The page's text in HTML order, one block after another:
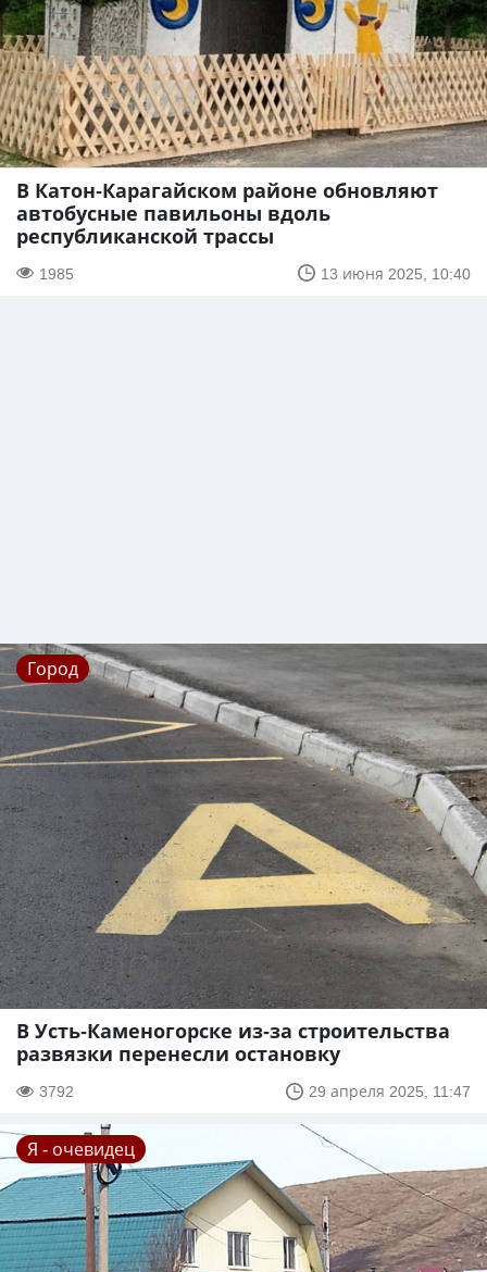
В Катон-Карагайском районе обновляют
автобусные павильоны вдоль
республиканской трассы
1985 13 июня 2025, 10:40
Город
В Усть-Каменогорске из-за строительства
развязки перенесли остановку
3792 29 апреля 2025, 11:47
Я - очевидец